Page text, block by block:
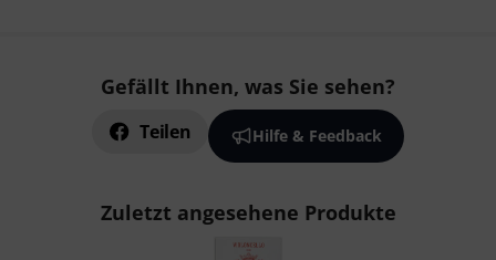
Gefällt Ihnen, was Sie sehen?
Teilen Hilfe & Feedback
Zuletzt angesehene Produkte